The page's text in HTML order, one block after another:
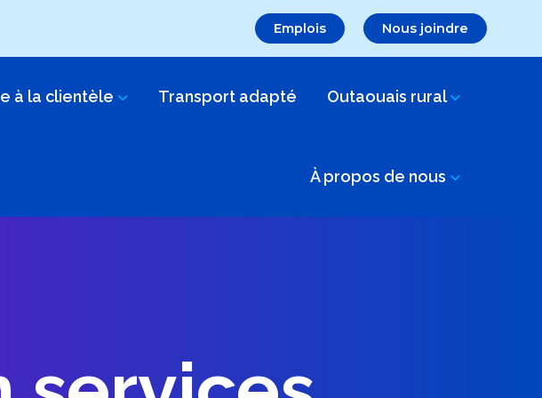
Emplois Nous joindre
à la clientèle Transport adapté Outaouais rural
À propos de nous